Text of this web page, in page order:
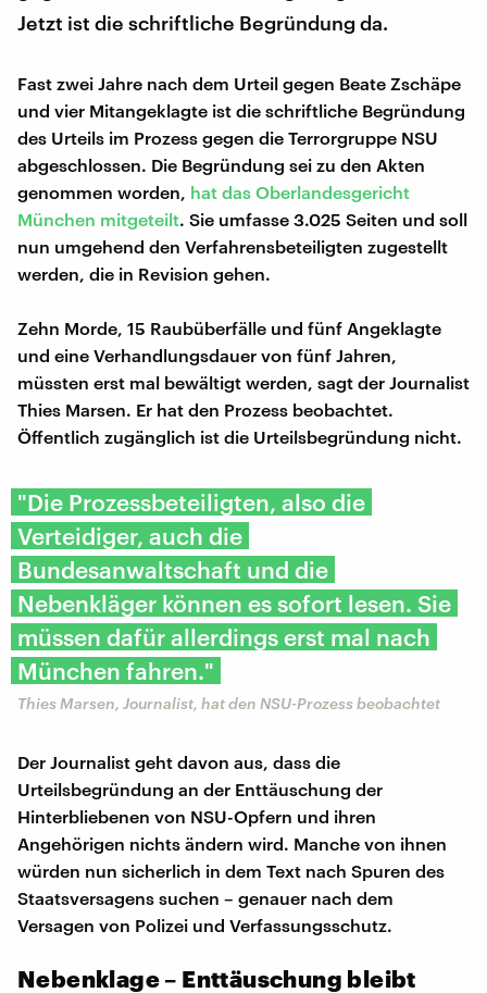
Jetzt ist die schriftliche Begründung da.
Fast zwei Jahre nach dem Urteil gegen Beate Zschäpe
und vier Mitangeklagte ist die schriftliche Begründung
des Urteils im Prozess gegen die Terrorgruppe NSU
abgeschlossen. Die Begründung sei zu den Akten
genommen worden, hat das Oberlandesgericht
München mitgeteilt. Sie umfasse 3.025 Seiten und soll
nun umgehend den Verfahrensbeteiligten zugestellt
werden, die in Revision gehen.
Zehn Morde, 15 Raubüberfälle und fünf Angeklagte
und eine Verhandlungsdauer von fünf Jahren,
müssten erst mal bewältigt werden, sagt der Journalist
Thies Marsen. Er hat den Prozess beobachtet.
Öffentlich zugänglich ist die Urteilsbegründung nicht.
"Die Prozessbeteiligten, also die
Verteidiger, auch die
Bundesanwaltschaft und die
Nebenkläger können es sofort lesen. Sie
müssen dafür allerdings erst mal nach
München fahren."
Thies Marsen, Journalist, hat den NSU-Prozess beobachtet
Der Journalist geht davon aus, dass die
Urteilsbegründung an der Enttäuschung der
Hinterbliebenen von NSU-Opfern und ihren
Angehörigen nichts ändern wird. Manche von ihnen
würden nun sicherlich in dem Text nach Spuren des
Staatsversagens suchen – genauer nach dem
Versagen von Polizei und Verfassungsschutz.
Nebenklage – Enttäuschung bleibt